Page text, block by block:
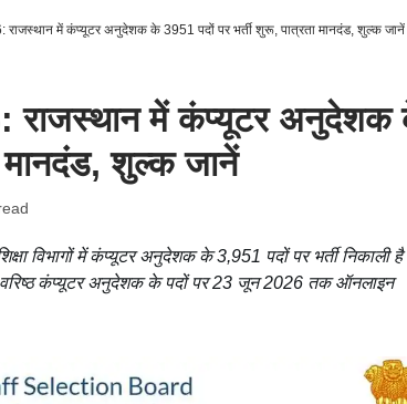
में कंप्यूटर अनुदेशक के 3951 पदों पर भर्ती शुरू, पात्रता मानदंड, शुल्क जानें
में कंप्यूटर अनुदेशक
मानदंड, शुल्क जानें
विभागों में कंप्यूटर अनुदेशक के 3,951 पदों पर भर्ती निकाली
कंप्यूटर अनुदेशक के पदों पर 23 जून 2026 तक ऑनलाइन